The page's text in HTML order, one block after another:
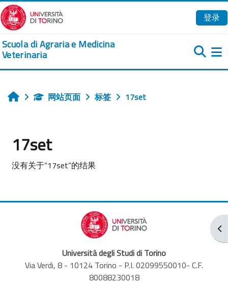
跳到主要内容
登录
Scuola di Agraria e Medicina
Veterinaria
打
首页 网站页面 标签 17set
17set
没有关于“17set”的结果
Università degli Studi di Torino
Via Verdi, 8 - 10124 Torino - P.I. 02099550010- C.F.
80088230018